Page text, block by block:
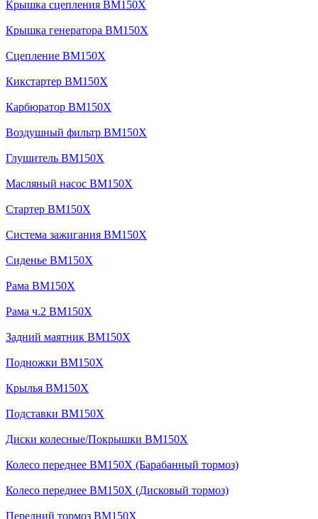
Крышка сцепления BM150X
Крышка генератора BM150X
Сцепление BM150X
Кикстартер BM150X
Карбюратор BM150X
Воздушный фильтр BM150X
Глушитель BM150X
Масляный насос BM150X
Стартер BM150X
Система зажигания BM150X
Сиденье BM150X
Рама BM150X
Рама ч.2 BM150X
Задний маятник BM150X
Подножки BM150X
Крылья BM150X
Подставки BM150X
Диски колесные/Покрышки BM150X
Колесо переднее BM150X (Барабанный тормоз)
Колесо переднее BM150X (Дисковый тормоз)
Передний тормоз BM150X